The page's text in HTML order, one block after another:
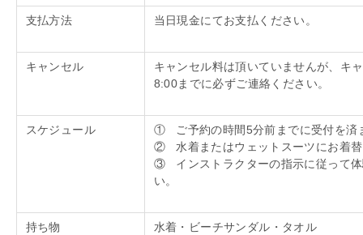
支払方法 当日現金にてお支払ください。
キャンセル
キャンセル料は頂いていませんが、キ
8:00までに必ずご連絡ください。
スケジュール ① ご予約の時間5分前までに受付を済
② 水着またはウェットスーツにお着替
③ インストラクターの指示に従って体
い。
持ち物 水着・ビーチサンダル・タオル